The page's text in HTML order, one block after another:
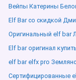
Вейпы Катерины
Elf Bar со скидкой
Оригинальный elf bar
Elf bar оригинал
elf bar elfx pro
Сертифицированные